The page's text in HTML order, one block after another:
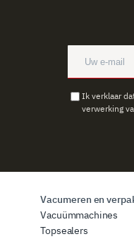
Ik verklaar
verwerking
Vacumeren en
Vacuümmachines
Topsealers